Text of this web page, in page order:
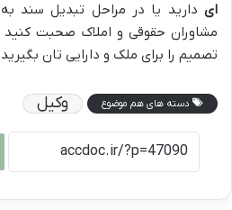
ای دارید یا در مراحل تبدیل سند
مشاوران حقوقی و املاک صحبت کنید
تصمیم را برای ملک و دارایی تان
دسته های هم موضوع وکیل